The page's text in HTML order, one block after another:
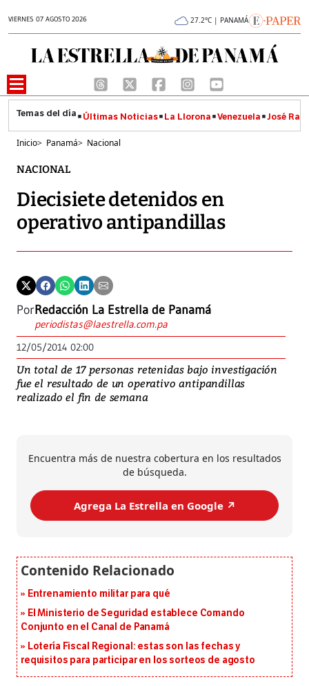
VIERNES 07 AGOSTO 2026 27.2°C | PANAMÁ
Últimas Noticias La Llorona Venezuela José
Inicio> Panamá> Nacional
NACIONAL
Diecisiete detenidos en
operativo antipandillas
PorRedacción La Estrella de Panamá
periodistas@laestrella.com.pa
12/05/2014 02:00
Un total de 17 personas retenidas bajo investigación
fue el resultado de un operativo antipandillas
realizado el fin de semana
Encuentra más de nuestra cobertura en los resultados
de búsqueda.
Agrega La Estrella en Google ↗️
Entrenamiento militar para qué
El Ministerio de Seguridad establece Comando
Conjunto en el Canal de Panamá
Lotería Fiscal Regional: estas son las fechas y
requisitos para participar en los sorteos de agosto